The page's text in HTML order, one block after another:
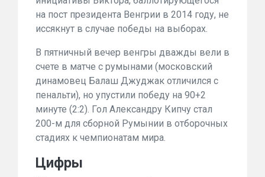
на пост президента Венгрии в 2014 году, не
иссякнут в случае победы на выборах.
В пятничный вечер венгры дважды вели в
счете в матче с румынами (московский
динамовец Балаш Джуджак отличился с
пенальти), но упустили победу на 90+2
минуте (2:2). Гол Александру Кипчу стал
200-м для сборной Румынии в отборочных
стадиях к чемпионатам мира.
Цифры